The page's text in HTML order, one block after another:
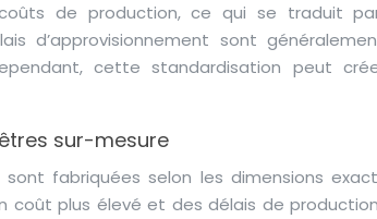
de production, ce qui se traduit
d’approvisionnement sont
cette standardisation peut
sur-mesure
sont fabriquées selon les dimensions
coût plus élevé et des délais de